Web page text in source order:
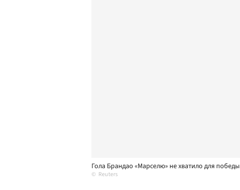
Гола Брандао «Марселю» не хватило для победы
Reuters